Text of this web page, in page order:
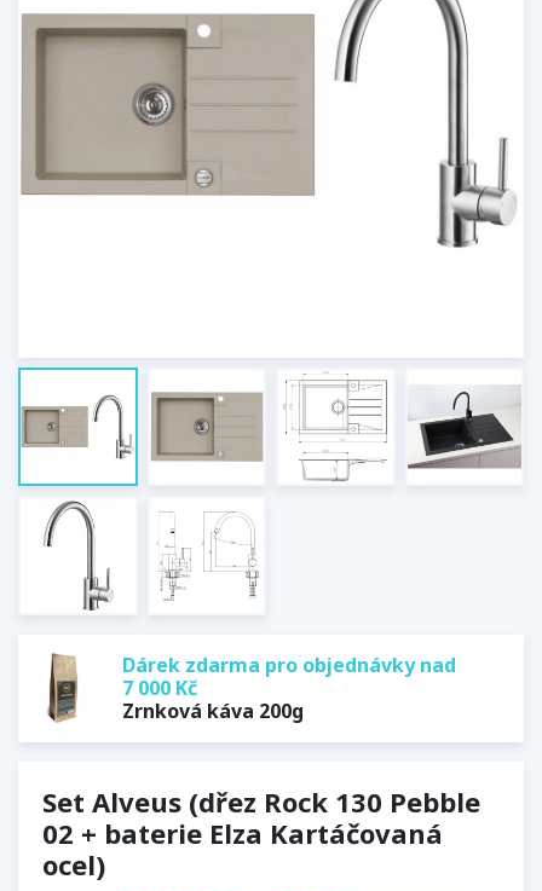
Dárek zdarma pro objednávky nad
7 000 Kč
Zrnková káva 200g
Set Alveus (dřez Rock 130 Pebble
02 + baterie Elza Kartáčovaná
ocel)